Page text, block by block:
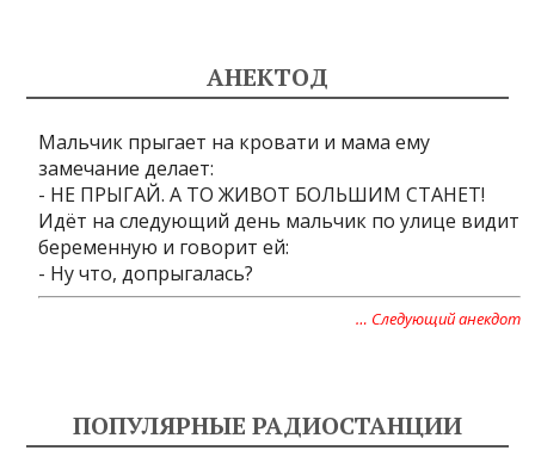
АНЕКТОД
Мальчик прыгает на кровати и мама ему
замечание делает:
- НЕ ПРЫГАЙ. А ТО ЖИВОТ БОЛЬШИМ СТАНЕТ!
Идёт на следующий день мальчик по улице видит
беременную и говорит ей:
- Ну что, допрыгалась?
… Следующий анекдот
ПОПУЛЯРНЫЕ РАДИОСТАНЦИИ